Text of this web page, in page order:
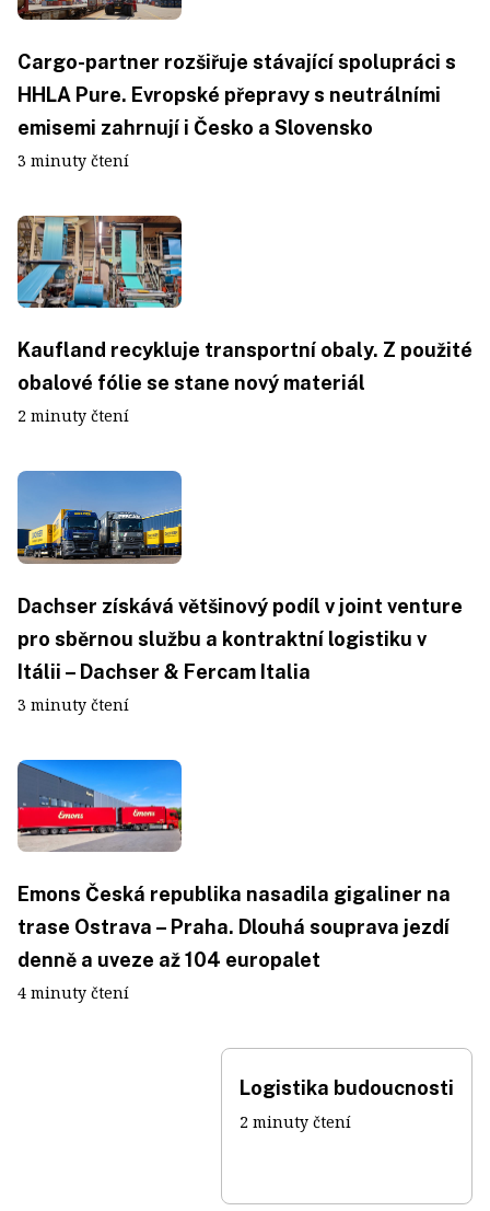
Cargo-partner rozšiřuje stávající spolupráci s
HHLA Pure. Evropské přepravy s neutrálními
emisemi zahrnují i Česko a Slovensko
3 minuty čtení
Kaufland recykluje transportní obaly. Z použité
obalové fólie se stane nový materiál
2 minuty čtení
Dachser získává většinový podíl v joint venture
pro sběrnou službu a kontraktní logistiku v
Itálii – Dachser & Fercam Italia
3 minuty čtení
Emons Česká republika nasadila gigaliner na
trase Ostrava – Praha. Dlouhá souprava jezdí
denně a uveze až 104 europalet
4 minuty čtení
Logistika budoucnosti
2 minuty čtení